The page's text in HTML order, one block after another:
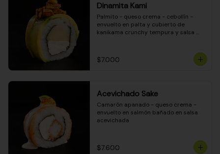
Dinamita Kami
Palmito - queso crema - cebollín -
envuelto en palta y cubierto de
kanikama crunchy tempura y salsa
$7.000
Acevichado Sake
Camarón apanado - queso crema -
envuelto en salmón bañado en salsa
acevichada
$7.600